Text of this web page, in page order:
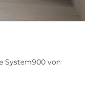
System900 von